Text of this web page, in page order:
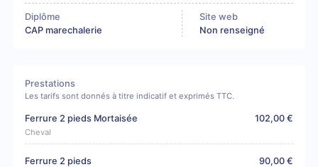
Diplôme
CAP marechalerie
Site web
Non renseigné
Prestations
Les tarifs sont donnés à titre indicatif et exprimés TTC.
Ferrure 2 pieds Mortaisée
Cheval
102,00 €
Ferrure 2 pieds 90,00 €